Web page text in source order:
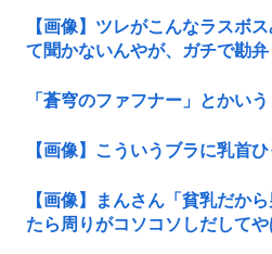
【画像】ツレがこんなラスボ
て聞かないんやが、ガチで勘
「蒼穹のファフナー」とかい
【画像】こういうブラに乳首
【画像】まんさん「貧乳だか
たら周りがコソコソしだして